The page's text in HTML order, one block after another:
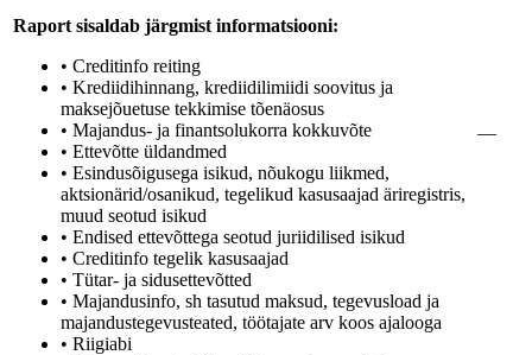
Raport sisaldab järgmist informatsiooni:
• Creditinfo reiting
• Krediidihinnang, krediidilimiidi soovitus ja
maksejõuetuse tekkimise tõenäosus
• Majandus- ja finantsolukorra kokkuvõte
• Ettevõtte üldandmed
• Esindusõigusega isikud, nõukogu liikmed,
aktsionärid/osanikud, tegelikud kasusaajad äriregistris,
muud seotud isikud
• Endised ettevõttega seotud juriidilised isikud
• Creditinfo tegelik kasusaajad
• Tütar- ja sidusettevõtted
• Majandusinfo, sh tasutud maksud, tegevusload ja
majandustegevusteated, töötajate arv koos ajalooga
• Riigiabi
—